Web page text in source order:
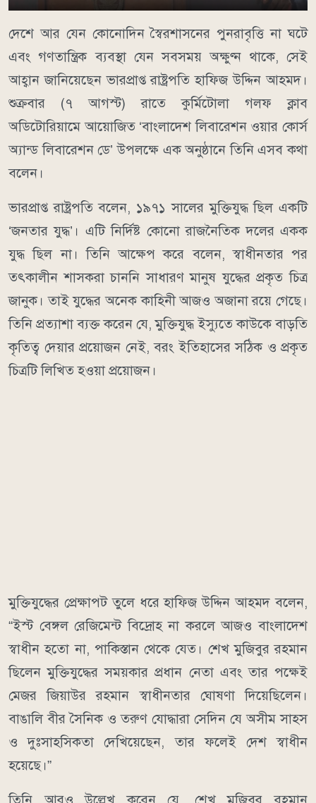
দেশে আর যেন কোনোদিন স্বৈরশাসনের পুনরাবৃত্তি না ঘটে
এবং গণতান্ত্রিক ব্যবস্থা যেন সবসময় অক্ষুণ্ন থাকে, সেই
আহ্বান জানিয়েছেন ভারপ্রাপ্ত রাষ্ট্রপতি হাফিজ উদ্দিন আহমদ।
শুক্রবার (৭ আগস্ট) রাতে কুর্মিটোলা গলফ ক্লাব
অডিটোরিয়ামে আয়োজিত ‘বাংলাদেশ লিবারেশন ওয়ার কোর্স
অ্যান্ড লিবারেশন ডে’ উপলক্ষে এক অনুষ্ঠানে তিনি এসব কথা
বলেন।
ভারপ্রাপ্ত রাষ্ট্রপতি বলেন, ১৯৭১ সালের মুক্তিযুদ্ধ ছিল একটি
‘জনতার যুদ্ধ’। এটি নির্দিষ্ট কোনো রাজনৈতিক দলের একক
যুদ্ধ ছিল না। তিনি আক্ষেপ করে বলেন, স্বাধীনতার পর
তৎকালীন শাসকরা চাননি সাধারণ মানুষ যুদ্ধের প্রকৃত চিত্র
জানুক। তাই যুদ্ধের অনেক কাহিনী আজও অজানা রয়ে গেছে।
তিনি প্রত্যাশা ব্যক্ত করেন যে, মুক্তিযুদ্ধ ইস্যুতে কাউকে বাড়তি
কৃতিত্ব দেয়ার প্রয়োজন নেই, বরং ইতিহাসের সঠিক ও প্রকৃত
চিত্রটি লিখিত হওয়া প্রয়োজন।
মুক্তিযুদ্ধের প্রেক্ষাপট তুলে ধরে হাফিজ উদ্দিন আহমদ বলেন,
“ইস্ট বেঙ্গল রেজিমেন্ট বিদ্রোহ না করলে আজও বাংলাদেশ
স্বাধীন হতো না, পাকিস্তান থেকে যেত। শেখ মুজিবুর রহমান
ছিলেন মুক্তিযুদ্ধের সময়কার প্রধান নেতা এবং তার পক্ষেই
মেজর জিয়াউর রহমান স্বাধীনতার ঘোষণা দিয়েছিলেন।
বাঙালি বীর সৈনিক ও তরুণ যোদ্ধারা সেদিন যে অসীম সাহস
ও দুঃসাহসিকতা দেখিয়েছেন, তার ফলেই দেশ স্বাধীন
হয়েছে।”